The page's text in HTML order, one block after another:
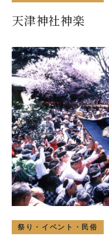
天津神社神楽
祭り・イベント・民俗